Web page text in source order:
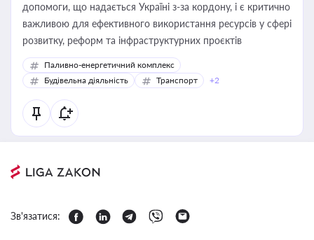
допомоги, що надається Україні з-за кордону, і є критично
важливою для ефективного використання ресурсів у сфері
розвитку, реформ та інфраструктурних проєктів
Паливно-енергетичний комплекс
Будівельна діяльність
Транспорт +2
Зв'язатися: